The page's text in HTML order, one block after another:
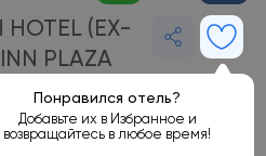
HOTEL (EX-
INN PLAZA
Понравился отель?
Добавьте их в Избранное и
возвращайтесь в любое время!